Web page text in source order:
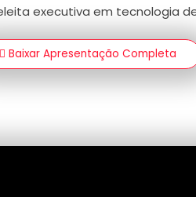
executiva em tecnologia
Baixar Apresentação Completa